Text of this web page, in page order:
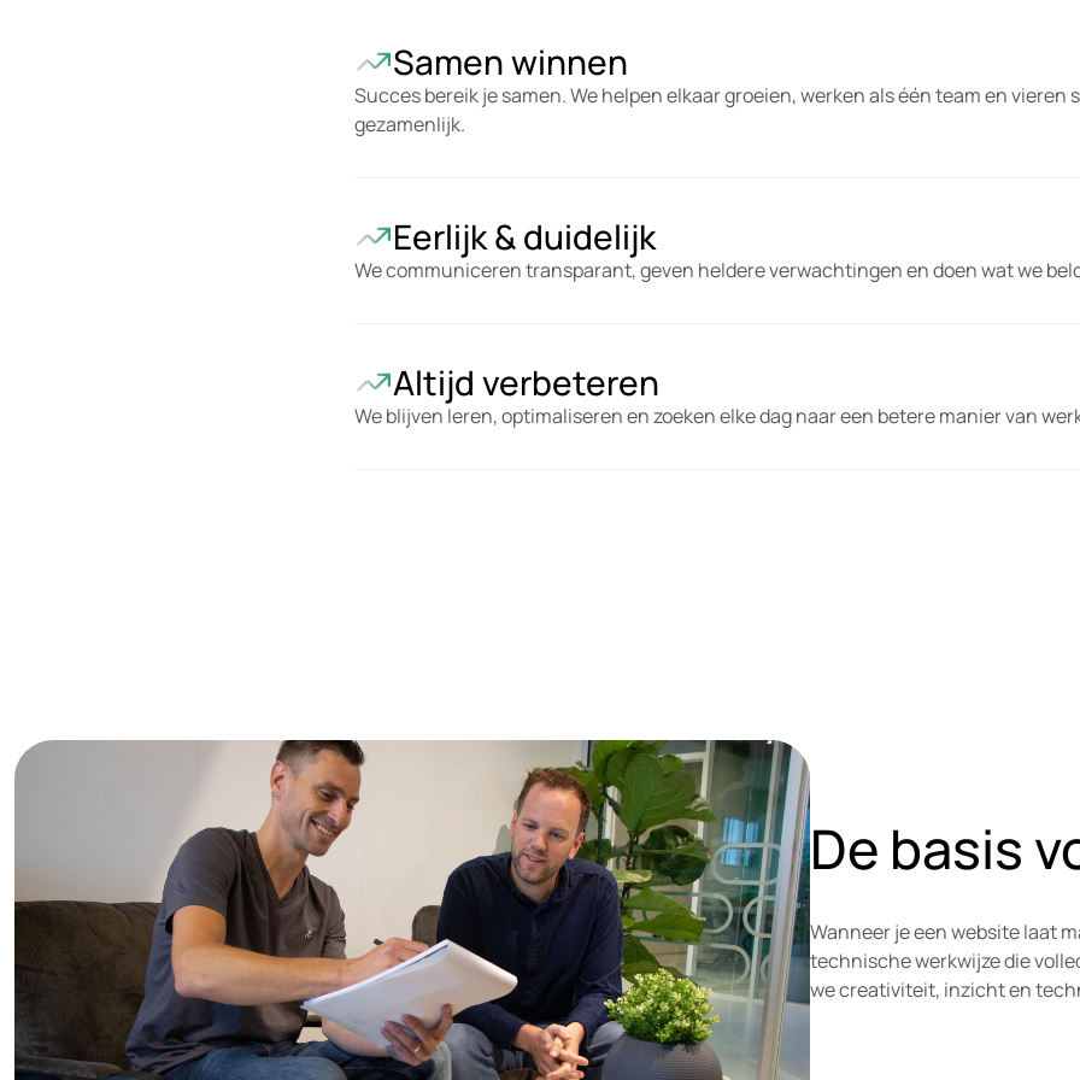
Samen winnen
Succes bereik je samen. We helpen elkaar groeien, werken als één team en vieren
gezamenlijk.
Eerlijk & duidelijk
We communiceren transparant, geven heldere verwachtingen en doen wat we
Altijd verbeteren
We blijven leren, optimaliseren en zoeken elke dag naar een betere manier van
De basis
Wanneer je een website laat
technische werkwijze die
we creativiteit, inzicht en